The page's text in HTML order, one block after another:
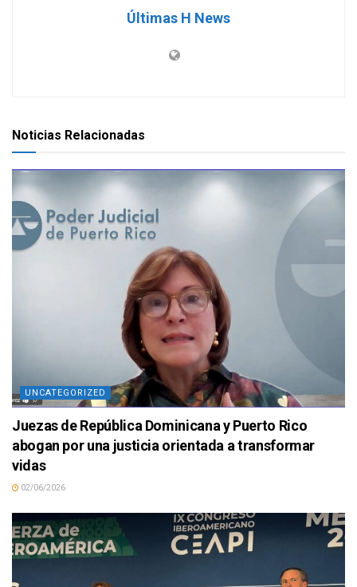
Últimas H News
Noticias Relacionadas
UNCATEGORIZED
Juezas de República Dominicana y Puerto Rico
abogan por una justicia orientada a transformar
vidas
02/06/2026